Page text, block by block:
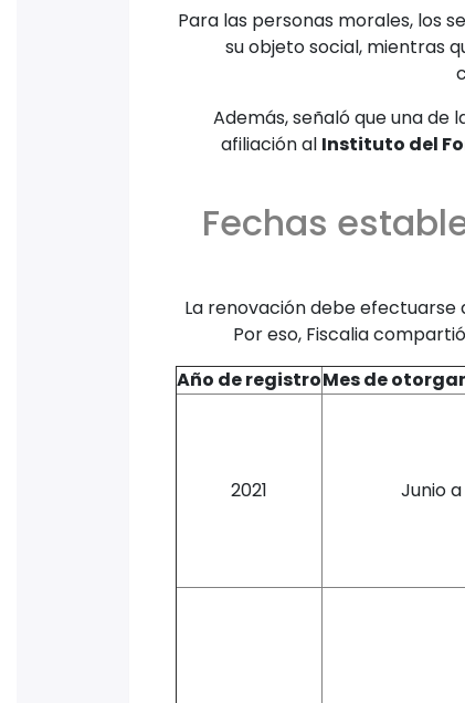
Para las personas morales, los
su objeto social, mientras
Además, señaló que una de
afiliación al Instituto del
Fechas
La renovación debe
Por eso, Fiscalia
Año de registroMes de
2021 Junio